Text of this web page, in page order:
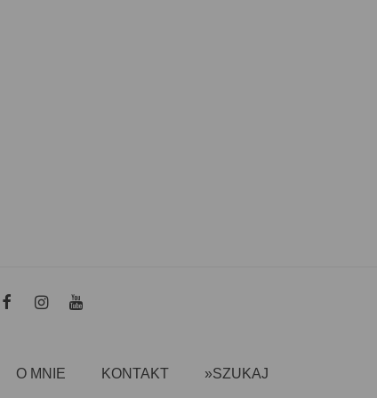
O MNIE KONTAKT »SZUKAJ